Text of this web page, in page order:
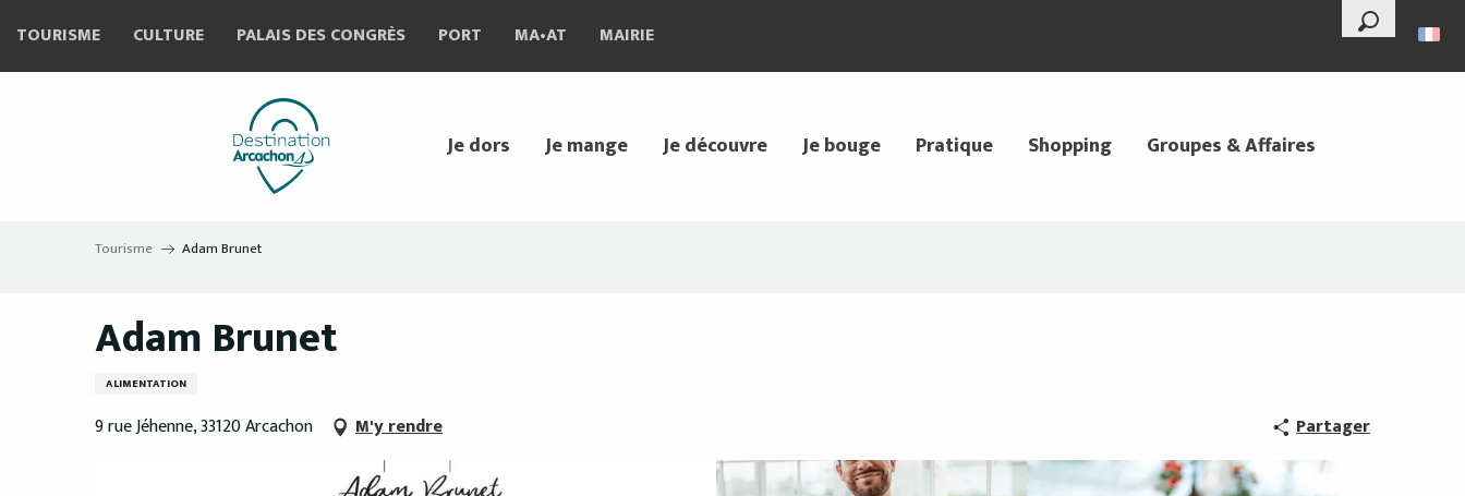
contenu
--°
Recherche
TOURISME CULTURE PALAIS DES CONGRÈS PORT MAIRIE
MA•AT
Je dors Je mange Je découvre Je bouge Pratique Shopping Groupes & Affaires
Tourisme Adam Brunet
Adam Brunet
ALIMENTATION
9 rue Jéhenne, 33120 Arcachon M'y rendre Partager